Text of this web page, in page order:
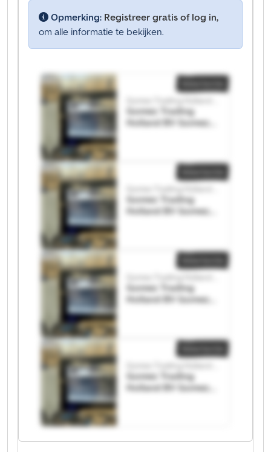
Opmerking: Registreer gratis of log in,
om alle informatie te bekijken.
Gomez Trading
Holland BV Gomez
Gomez Trading
Holland BV Gomez
Gomez Trading
Holland BV Gomez
Gomez Trading
Holland BV Gomez